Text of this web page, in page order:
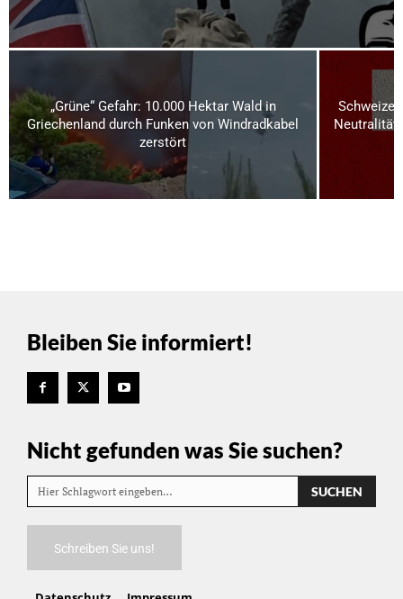
„Grüne“ Gefahr: 10.000 Hektar Wald in
Griechenland durch Funken von Windradkabel
zerstört
Neutralität
Bleiben Sie informiert!
Nicht gefunden was Sie suchen?
Hier Schlagwort eingeben… SUCHEN
Schreiben Sie uns!